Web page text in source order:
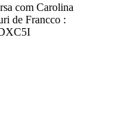
com Carolina
de Francco :